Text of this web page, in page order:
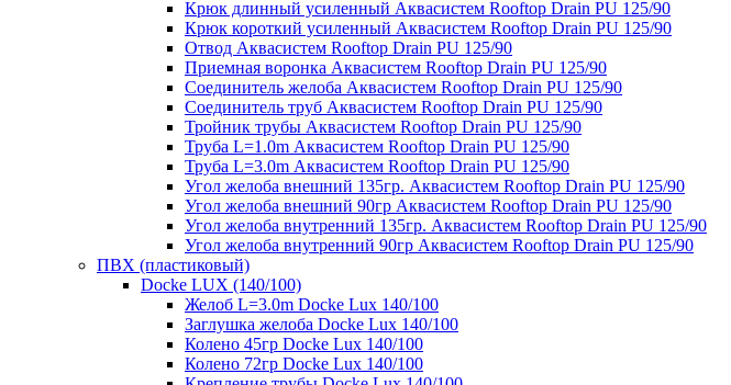
Крюк длинный усиленный Аквасистем Rooftop Drain PU 125/90
Крюк короткий усиленный Аквасистем Rooftop Drain PU 125/90
Отвод Аквасистем Rooftop Drain PU 125/90
Приемная воронка Аквасистем Rooftop Drain PU 125/90
Соединитель желоба Аквасистем Rooftop Drain PU 125/90
Соединитель труб Аквасистем Rooftop Drain PU 125/90
Тройник трубы Аквасистем Rooftop Drain PU 125/90
Труба L=1.0m Аквасистем Rooftop Drain PU 125/90
Труба L=3.0m Аквасистем Rooftop Drain PU 125/90
Угол желоба внешний 135гр. Аквасистем Rooftop Drain PU 125/90
Угол желоба внешний 90гр Аквасистем Rooftop Drain PU 125/90
Угол желоба внутренний 135гр. Аквасистем Rooftop Drain PU 125/90
Угол желоба внутренний 90гр Аквасистем Rooftop Drain PU 125/90
ПВХ (пластиковый)
Docke LUX (140/100)
Желоб L=3.0m Docke Lux 140/100
Заглушка желоба Docke Lux 140/100
Колено 45гр Docke Lux 140/100
Колено 72гр Docke Lux 140/100